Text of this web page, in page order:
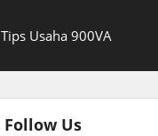
Tips Usaha 900VA
Follow Us